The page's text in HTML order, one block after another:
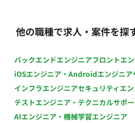
他の職種で求人・案件を探
バックエンドエンジニアフロントエ
iOSエンジニア・Androidエンジニア
インフラエンジニアセキュリティエ
テストエンジニア・テクニカルサポ
AIエンジニア・機械学習エンジニア